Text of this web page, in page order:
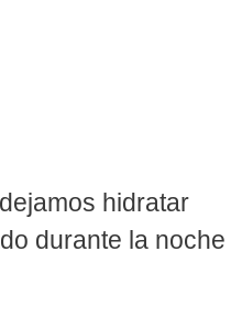
hidratar
durante la noche